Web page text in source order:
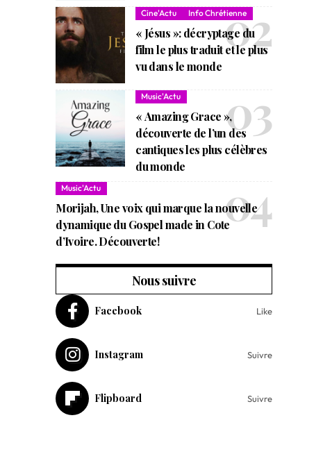
Cine'Actu Info Chrétienne
« Jésus »: décryptage du
film le plus traduit et le plus
vu dans le monde
Music'Actu
« Amazing Grace »,
découverte de l’un des
cantiques les plus célèbres
du monde
Music'Actu
Morijah, Une voix qui marque la nouvelle
dynamique du Gospel made in Cote
d’Ivoire. Découverte!
Nous suivre
Facebook Like
Instagram Suivre
Flipboard Suivre